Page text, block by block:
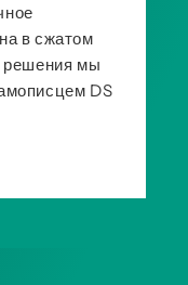
в сжатом
решения мы
DS